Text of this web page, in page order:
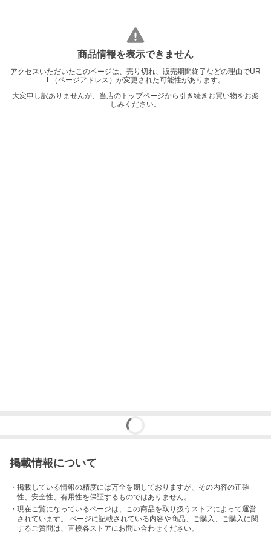
商品情報を表示できません
アクセスいただいたこのページは、売り切れ、販売期間終了などの理由でUR
L（ページアドレス）が変更された可能性があります。
大変申し訳ありませんが、当店のトップページから引き続きお買い物をお楽
しみください。
掲載情報について
・掲載している情報の精度には万全を期しておりますが、その内容の正確
性、安全性、有用性を保証するものではありません。
・現在ご覧になっているページは、この商品を取り扱うストアによって運営
されています。 ページに記載されている内容や商品、ご購入 、ご購入に関
するご質問は、直接各ストアにお問い合わせください。